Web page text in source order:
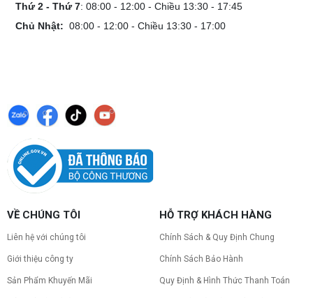
Thứ 2 - Thứ 7: 08:00 - 12:00 - Chiều 13:30 - 17:45
Chủ Nhật: 08:00 - 12:00 - Chiều 13:30 - 17:00
VỀ CHÚNG TÔI
Liên hệ với chúng tôi
Giới thiệu công ty
Sản Phẩm Khuyến Mãi
HỖ TRỢ KHÁCH HÀNG
Chính Sách & Quy Định Chung
Chính Sách Bảo Hành
Quy Định & Hình Thức Thanh Toán